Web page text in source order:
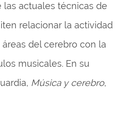
las actuales técnicas de
relacionar la actividad
del cerebro con la
musicales. En su
Música y cerebro,